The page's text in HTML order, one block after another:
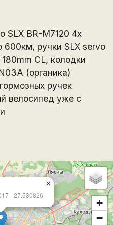
SLX BR-M7120 4х
600км, ручки SLX servo
CL, колодки
(органика)
ручек
велосипед уже с
27.530826
×
+
−